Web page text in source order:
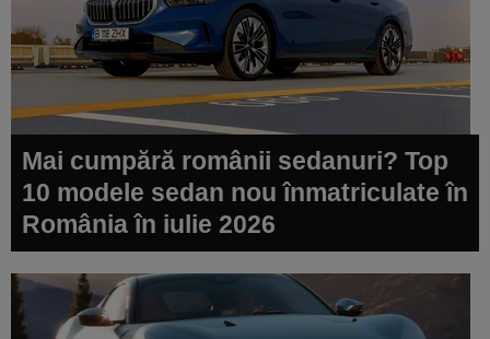
Mai cumpără românii sedanuri? Top
10 modele sedan nou înmatriculate în
România în iulie 2026